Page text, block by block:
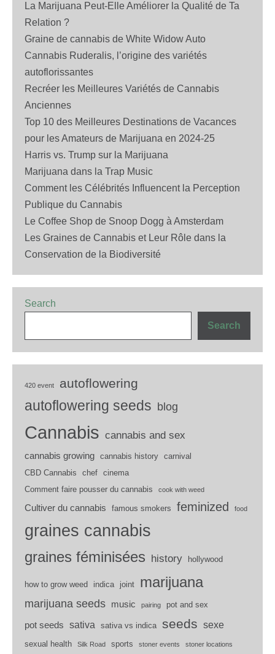
La Marijuana Peut-Elle Améliorer la Qualité de Ta
Relation ?
Graine de cannabis de White Widow Auto
Cannabis Ruderalis, l’origine des variétés
autoflorissantes
Recréer les Meilleures Variétés de Cannabis
Anciennes
Top 10 des Meilleures Destinations de Vacances
pour les Amateurs de Marijuana en 2024-25
Harris vs. Trump sur la Marijuana
Marijuana dans la Trap Music
Comment les Célébrités Influencent la Perception
Publique du Cannabis
Le Coffee Shop de Snoop Dogg à Amsterdam
Les Graines de Cannabis et Leur Rôle dans la
Conservation de la Biodiversité
Search
Search
420 event autoflowering
autoflowering seeds blog
Cannabis cannabis and sex
cannabis growing cannabis history carnival
CBD Cannabis
chef cinema
Comment faire pousser du cannabis
cook with weed
Cultiver du cannabis famous smokers feminized food
graines cannabis
graines féminisées history hollywood
how to grow weed indica joint marijuana
marijuana seeds music pairing pot and sex
pot seeds sativa sativa vs indica seeds sexe
sexual health Silk Road sports stoner events stoner locations